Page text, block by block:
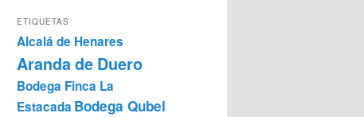
ETIQUETAS
Alcalá de Henares
Aranda de Duero
Bodega Finca La
Estacada Bodega Qubel